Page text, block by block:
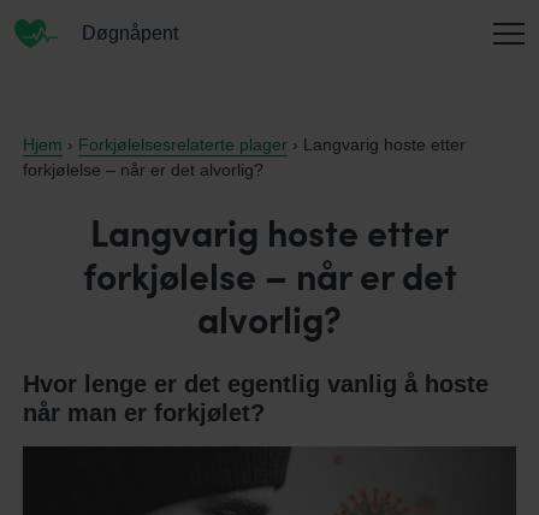
Døgnåpent
INFORMASJON
OM OSS
KONTAKT
ENGLISH
Hjem › Forkjølelsesrelaterte plager› Langvarig hoste etter
forkjølelse – når er det alvorlig?
Langvarig hoste etter
forkjølelse – når er det
alvorlig?
Hvor lenge er det egentlig vanlig å hoste
når man er forkjølet?